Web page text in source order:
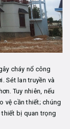
cháy nổ công
Sét lan truyền và
Tuy nhiên, nếu
vệ cần thiết; chúng
bị quan trọng